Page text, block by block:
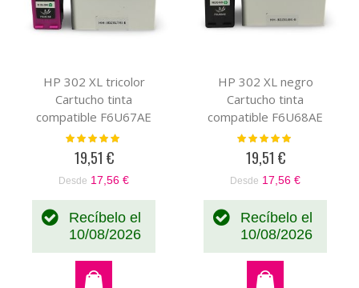
HP 302 XL tricolor
Cartucho tinta
compatible F6U67AE
Valoración:
19,51 €
Desde 17,56 €
Recíbelo el
10/08/2026
HP 302 XL negro
Cartucho tinta
compatible F6U68AE
Valoración:
19,51 €
Desde 17,56 €
Recíbelo el
10/08/2026